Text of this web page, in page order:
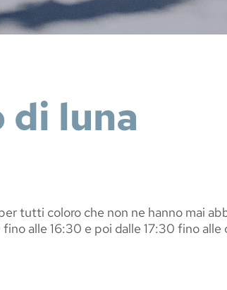
luna
tutti coloro che non ne hanno mai
alle 16:30 e poi dalle 17:30 fino